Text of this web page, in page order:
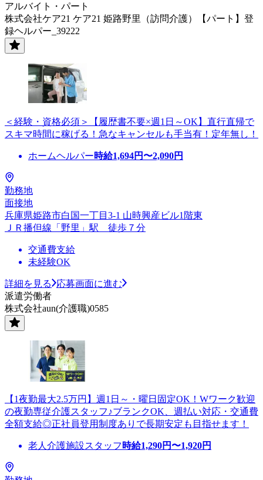
アルバイト・パート
株式会社ケア21 ケア21 姫路野里（訪問介護）【パート】登
録ヘルパー_39222
＜経験・資格必須＞【履歴書不要×週1日～OK】直行直帰で
スキマ時間に稼げる！急なキャンセルも手当有！定年無し！
ホームヘルパー時給1,694円〜2,090円
勤務地
面接地
兵庫県姫路市白国一丁目3-1 山時興産ビル1階東
ＪＲ播但線「野里」駅 徒歩７分
交通費支給
未経験OK
詳細を見る
応募画面に進む
派遣労働者
株式会社aun(介護職)0585
【1夜勤最大2.5万円】週1日～・曜日固定OK！Wワーク歓迎
の夜勤専従介護スタッフ♪ブランクOK、週払い対応・交通費
全額支給◎正社員登用制度ありで長期安定も目指せます！
老人介護施設スタッフ 時給1,290円〜1,920円